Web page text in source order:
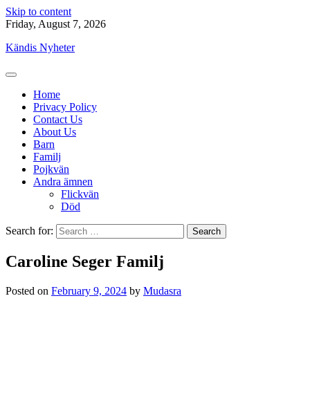
Skip to content
Friday, August 7, 2026
Kändis Nyheter
Home
Privacy Policy
Contact Us
About Us
Barn
Familj
Pojkvän
Andra ämnen
Flickvän
Död
Search for:
Caroline Seger Familj
Posted on February 9, 2024 by Mudasra